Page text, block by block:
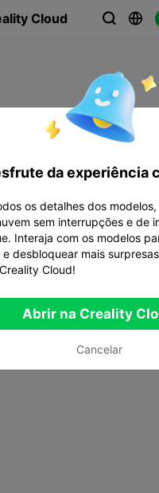
Cloud  
da experiência
os detalhes dos
sem interrupções e de
Interaja com os modelos
desbloquear mais
Cloud!
Abrir na Creality
Cancelar